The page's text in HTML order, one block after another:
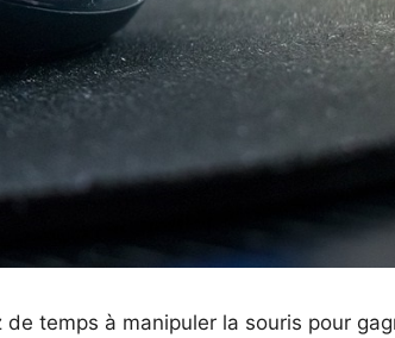
temps à manipuler la souris pour